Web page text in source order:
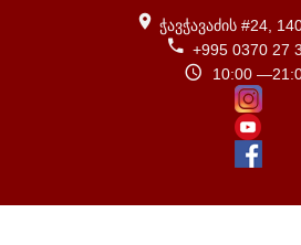
ჭავჭავაძის #24,
+995 0370 27
10:00